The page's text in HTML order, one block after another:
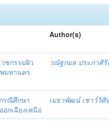
Author(s)
ชกรรมผิว
มหานคร
วณัฐกมล ประภาศิ
รณีศึกษา
กเฉียงเหนือ
เมธาพัฒน์ เชาว์วิศิ